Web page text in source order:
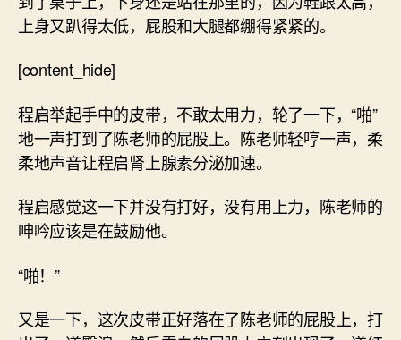
上身又趴得太低，屁股和大腿都绷得紧紧的。
[content_hide]
程启举起手中的皮带，不敢太用力，轮了一下，“啪”
地一声打到了陈老师的屁股上。陈老师轻哼一声，柔
柔地声音让程启肾上腺素分泌加速。
程启感觉这一下并没有打好，没有用上力，陈老师的
呻吟应该是在鼓励他。
“啪！”
又是一下，这次皮带正好落在了陈老师的屁股上，打